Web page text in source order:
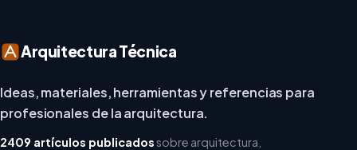
Arquitectura Técnica
Ideas, materiales, herramientas y referencias para
profesionales de la arquitectura.
2409 artículos publicadossobre arquitectura,